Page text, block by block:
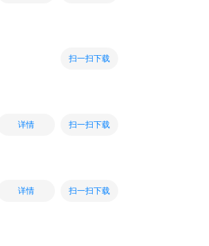
扫一扫下载
详情 扫一扫下载
详情 扫一扫下载